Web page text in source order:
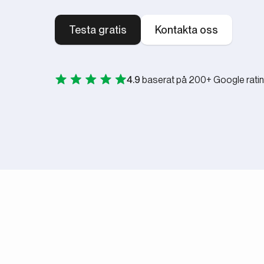
Testa gratis Kontakta oss
4.9 baserat på 200+ Google